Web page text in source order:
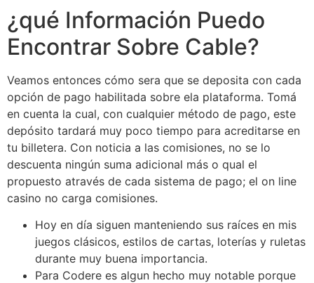
¿qué Información Puedo
Encontrar Sobre Cable?
Veamos entonces cómo sera que se deposita con cada
opción de pago habilitada sobre ela plataforma. Tomá
en cuenta la cual, con cualquier método de pago, este
depósito tardará muy poco tiempo para acreditarse en
tu billetera. Con noticia a las comisiones, no se lo
descuenta ningún suma adicional más o qual el
propuesto através de cada sistema de pago; el on line
casino no carga comisiones.
Hoy en día siguen manteniendo sus raíces en mis
juegos clásicos, estilos de cartas, loterías y ruletas
durante muy buena importancia.
Para Codere es algun hecho muy notable porque